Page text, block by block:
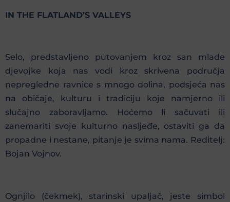
IN THE FLATLAND’S VALLEYS
Selo, predstavljeno putovanjem kroz san mlade
djevojke koja nas vodi kroz skrivena područja
nepregledne ravnice s mnogo dolina, podsjeća nas
na običaje, kulturu i tradiciju koje namjerno ili
slučajno zaboravljamo. Hoćemo li sačuvati ili
zanemariti svoje kulturno nasljeđe, ostaviti ga da
propadne i nestane, pitanje je svima nama. Reditelj:
Bojan Vojnov.
Ognjilo (čekmek), starinski upaljač, jeste simbol